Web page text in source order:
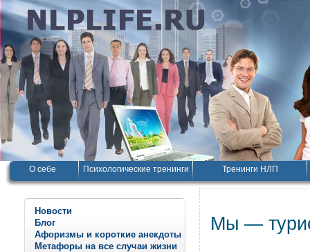
О себе Психологические тренинги Тренинги НЛП
Новости
Блог
Афоризмы и короткие анекдоты
Метафоры на все случаи жизни
Мы —